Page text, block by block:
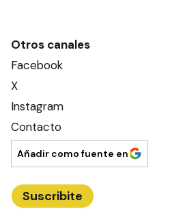
Otros canales
Facebook
X
Instagram
Contacto
Añadir como fuente en
Suscribite